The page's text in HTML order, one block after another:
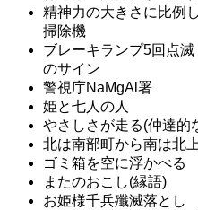
精神力の大きさに比例
掃除機
ブレーキランプ5回点
のサイン
警視庁NaMgAl署
姫と七人の人
やさしさが走る(仲達的
北は南部町から南は北
ゴミ箱を空に浮かべる
またのおこし(縁語)
お姫様千兵殲滅落とし